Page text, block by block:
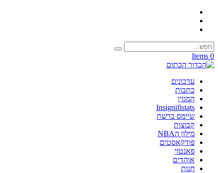
0 Items
עדכונים
כתבות
המגזין
Insignifistats
שיימס ברשת
קבוצות
מילון הNBA
פודקאסטים
פאנטזי
אוהדים
חנות